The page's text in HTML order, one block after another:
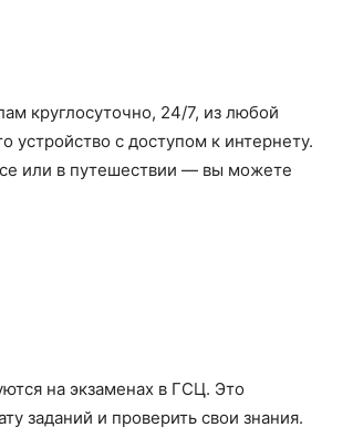
круглосуточно, 24/7, из любой
устройство с доступом к интернету.
или в путешествии — вы можете
на экзаменах в ГСЦ. Это
заданий и проверить свои знания.